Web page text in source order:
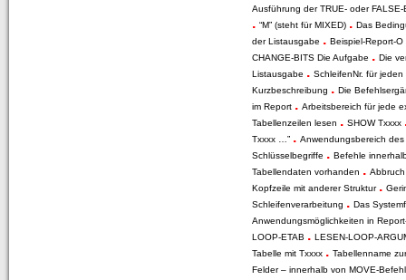
Ausführung der TRUE- oder
. “M” (steht für MIXED) . Das
der Listausgabe . Beispiel-Report-
CHANGE-BITS Die Aufgabe . Die
Listausgabe . SchleifenNr. für
Kurzbeschreibung . Die
im Report . Arbeitsbereich für jede
Tabellenzeilen lesen . SHOW Txxxx
Txxxx …” . Anwendungsbereich
Schlüsselbegriffe . Befehle
Tabellendaten vorhanden .
Kopfzeile mit anderer Struktur .
Schleifenverarbeitung . Das
Anwendungsmöglichkeiten in
LOOP-ETAB . LESEN-LOOP-
Tabelle mit Txxxx . Tabellenname
Felder – innerhalb von MOVE-